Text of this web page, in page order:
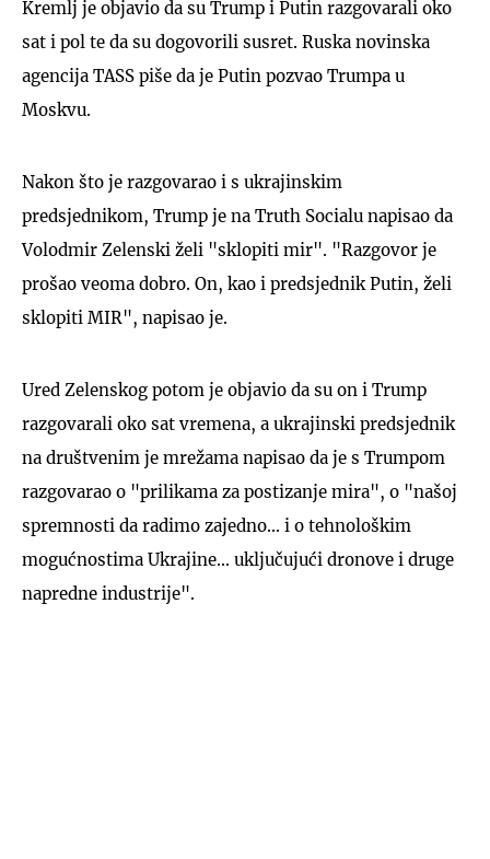
Kremlj je objavio da su Trump i Putin razgovarali oko
sat i pol te da su dogovorili susret. Ruska novinska
agencija TASS piše da je Putin pozvao Trumpa u
Moskvu.
Nakon što je razgovarao i s ukrajinskim
predsjednikom, Trump je na Truth Socialu napisao da
Volodmir Zelenski želi "sklopiti mir". "Razgovor je
prošao veoma dobro. On, kao i predsjednik Putin, želi
sklopiti MIR", napisao je.
Ured Zelenskog potom je objavio da su on i Trump
razgovarali oko sat vremena, a ukrajinski predsjednik
na društvenim je mrežama napisao da je s Trumpom
razgovarao o "prilikama za postizanje mira", o "našoj
spremnosti da radimo zajedno... i o tehnološkim
mogućnostima Ukrajine... uključujući dronove i druge
napredne industrije".